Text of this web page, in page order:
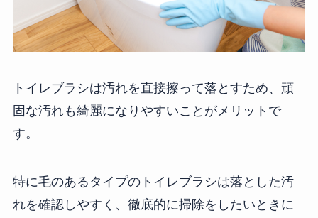
トイレブラシは汚れを直接擦って落とすため、頑
固な汚れも綺麗になりやすいことがメリットで
す。
特に毛のあるタイプのトイレブラシは落とした汚
れを確認しやすく、徹底的に掃除をしたいときに